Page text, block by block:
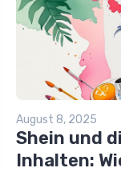
August 8, 2025
Shein und
Inhalten: